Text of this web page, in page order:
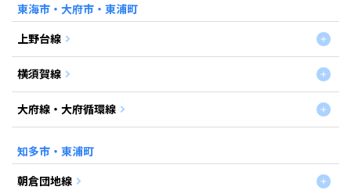
東海市・大府市・東浦町
上野台線
横須賀線
大府線・大府循環線
知多市・東浦町
朝倉団地線